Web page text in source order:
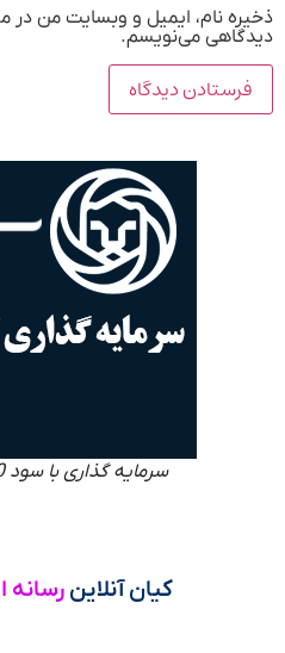
ذخیره نام، ایمیل و وبسایت من در
دیدگاهی می‌نویسم.
سرمایه گذاری با سود 40% تضمین شده
کیان آنلاین رسانه